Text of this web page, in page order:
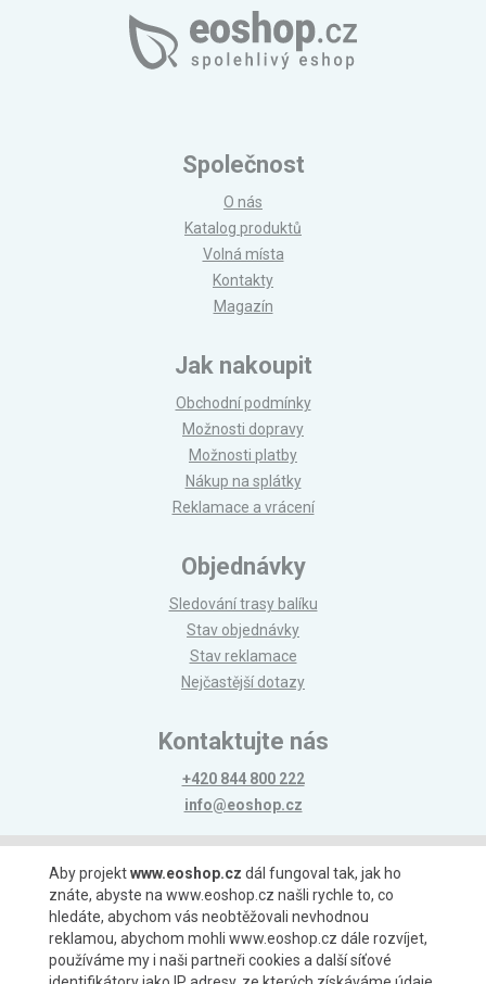
Společnost
O nás
Katalog produktů
Volná místa
Kontakty
Magazín
Jak nakoupit
Obchodní podmínky
Možnosti dopravy
Možnosti platby
Nákup na splátky
Reklamace a vrácení
Objednávky
Sledování trasy balíku
Stav objednávky
Stav reklamace
Nejčastější dotazy
Kontaktujte nás
+420 844 800 222
info@eoshop.cz
Možnosti platby
Aby projektwww.eoshop.cz dál fungoval tak, jak ho
znáte, abyste na www.eoshop.cz našli rychle to, co
hledáte, abychom vás neobtěžovali nevhodnou
reklamou, abychom mohli www.eoshop.cz dále rozvíjet,
používáme my i naši partneři cookies a další síťové